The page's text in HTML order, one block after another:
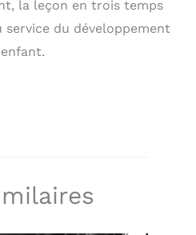
la leçon en trois temps
du développement